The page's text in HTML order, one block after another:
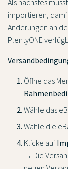
Als nächstes
importieren,
Änderungen an
PlentyONE
Öffne das
Wähle das
Wähle die
Klicke auf
→ Die